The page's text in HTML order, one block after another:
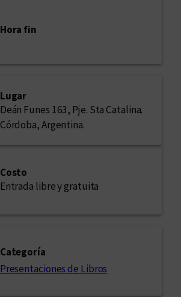
Hora fin
Lugar
Deán Funes 163, Pje. Sta Catalina.
Córdoba, Argentina.
Costo
Entrada libre y gratuita
Categoría
Presentaciones de Libros